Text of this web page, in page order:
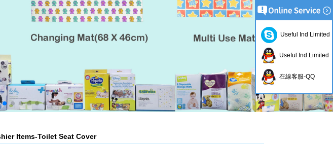
Items-Toilet Seat Cover
Useful Ind Limited
Useful Ind Limited
在線客服-QQ